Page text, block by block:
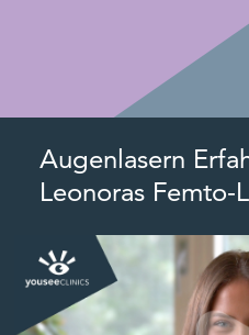
Augenlasern
Leonoras Femto-